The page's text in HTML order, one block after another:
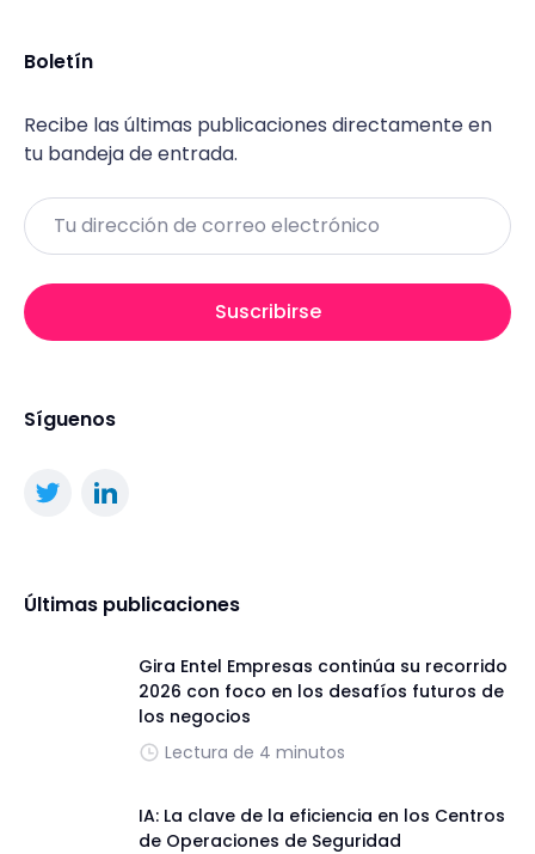
Boletín
Recibe las últimas publicaciones directamente en
tu bandeja de entrada.
Email
Suscribirse
Síguenos
Últimas publicaciones
Gira Entel Empresas continúa su recorrido
2026 con foco en los desafíos futuros de
los negocios
Lectura de 4 minutos
IA: La clave de la eficiencia en los Centros
de Operaciones de Seguridad